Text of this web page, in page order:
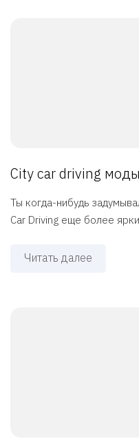
City car driving
Ты когда-нибудь
Car Driving еще более
Читать далее